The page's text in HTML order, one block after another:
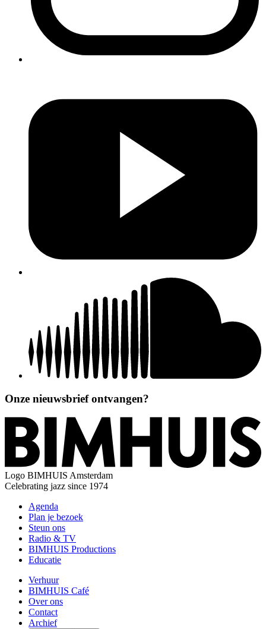
Onze nieuwsbrief ontvangen?
Logo BIMHUIS Amsterdam
Celebrating jazz since 1974
Agenda
Plan je bezoek
Steun ons
Radio & TV
BIMHUIS Productions
Educatie
Verhuur
BIMHUIS Café
Over ons
Contact
Archief